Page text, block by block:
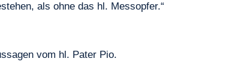
als ohne das hl. Messopfer.“
vom hl. Pater Pio.